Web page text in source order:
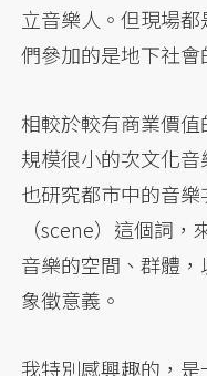
立音樂人。但現場
們參加的是地下社會
相較於較有商業價
規模很小的次文化音
也研究都市中的音樂
（scene）這個詞
音樂的空間、群體
象徵意義。
我特別感興趣的，